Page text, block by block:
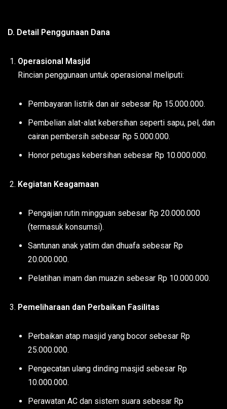
D. Detail Penggunaan Dana
Operasional Masjid
Rincian penggunaan untuk operasional meliputi:
Pembayaran listrik dan air sebesar Rp 15.000.000.
Pembelian alat-alat kebersihan seperti sapu, pel, dan
cairan pembersih sebesar Rp 5.000.000.
Honor petugas kebersihan sebesar Rp 10.000.000.
Kegiatan Keagamaan
Pengajian rutin mingguan sebesar Rp 20.000.000
(termasuk konsumsi).
Santunan anak yatim dan dhuafa sebesar Rp
20.000.000.
Pelatihan imam dan muazin sebesar Rp 10.000.000.
Pemeliharaan dan Perbaikan Fasilitas
Perbaikan atap masjid yang bocor sebesar Rp
25.000.000.
Pengecatan ulang dinding masjid sebesar Rp
10.000.000.
Perawatan AC dan sistem suara sebesar Rp